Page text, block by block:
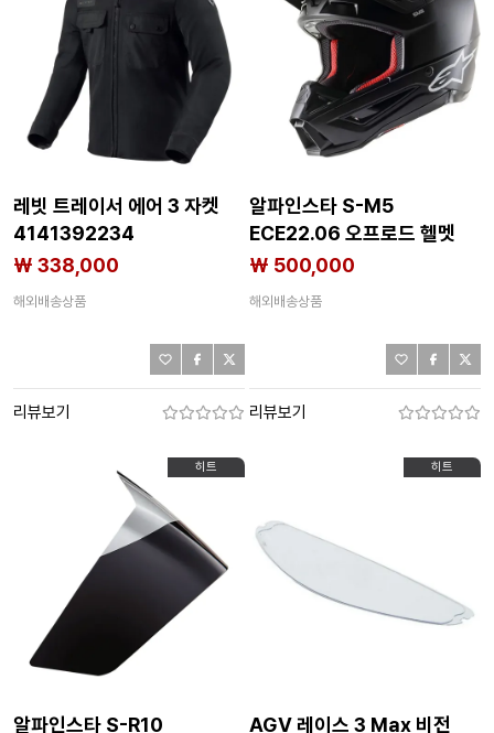
레빗 트레이서 에어 3 자켓
4141392234
₩ 338,000
해외배송상품
리뷰보기
알파인스타 S-M5
ECE22.06 오프로드 헬멧
4139838621
₩ 500,000
해외배송상품
리뷰보기
히트
알파인스타 S-R10
히트
AGV 레이스 3 Max 비전